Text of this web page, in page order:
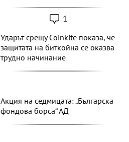
1
Ударът срещу Coinkite показа, че
защитата на биткойна се оказва
трудно начинание
Акция на седмицата: „Българска
фондова борса“ АД